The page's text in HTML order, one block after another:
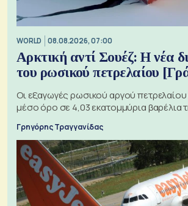
WORLD 08.08.2026, 07:00
Αρκτική αντί Σουέζ: Η νέα
του ρωσικού πετρελαίου
Οι εξαγωγές ρωσικού αργού
μέσο όρο σε 4,03 εκατομμύρια βαρέλια
Γρηγόρης Τραγγανίδας